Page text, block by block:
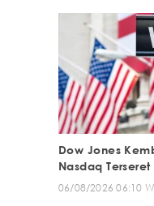
Dow Jones
Nasdaq
06/08/2026 06:10